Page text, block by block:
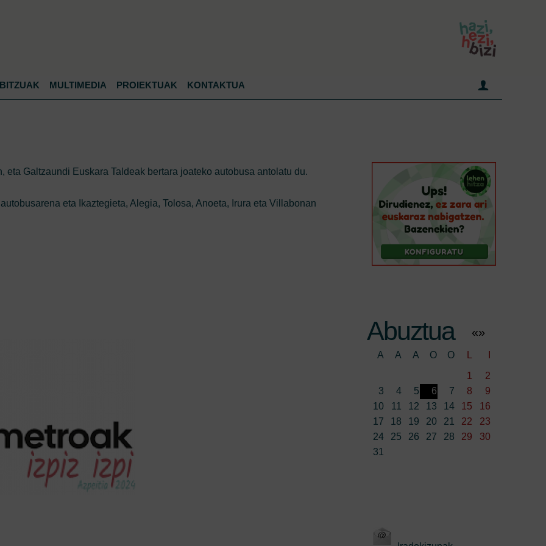
MULTIMEDIA PROIEKTUAK KONTAKTUA
eta Galtzaundi Euskara Taldeak bertara joateko autobusa antolatu du.
eta Ikaztegieta, Alegia, Tolosa, Anoeta, Irura eta Villabonan
Abuztua «»
A A A O O
1
2
3
4 5 6 7 8
9
10
11 12 13 14 15
16
17
18 19 20 21 22
23
24
25 26 27 28 29
30
31